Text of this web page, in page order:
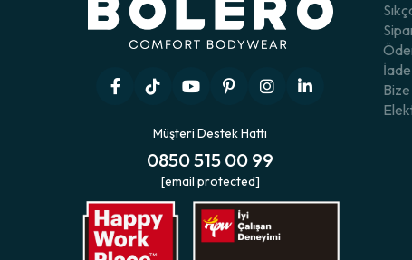
Müşteri Destek Hattı
0850 515 00 99
[email protected]
Bize